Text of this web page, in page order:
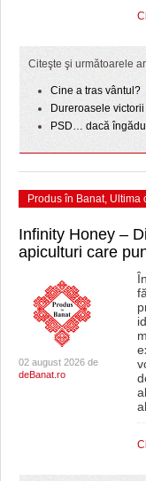
Citeşte şi următoarele
Cine a tras vântul?
Dureroasele
PSD… dacă
Produs în Banat, Ultima
Infinity Honey –
apiculturi care
02 august 2026 de
deBanat.ro